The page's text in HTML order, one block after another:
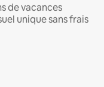
de vacances
unique sans frais